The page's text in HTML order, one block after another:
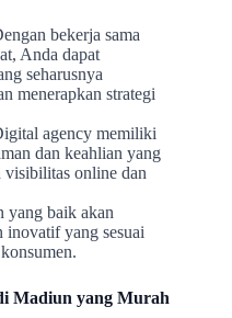
bekerja sama
Anda dapat
seharusnya
menerapkan strategi
agency memiliki
dan keahlian yang
visibilitas online dan
yang baik akan
inovatif yang sesuai
Madiun yang Murah